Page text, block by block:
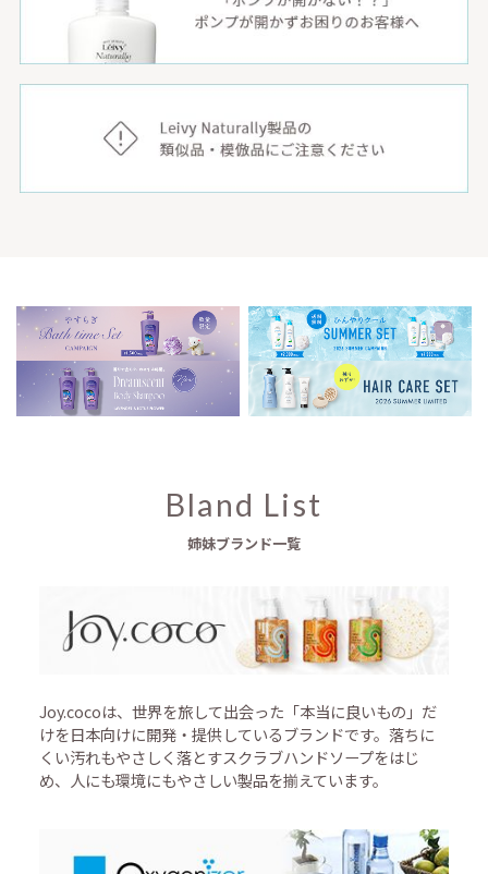
Bland List
姉妹ブランド一覧
Joy.cocoは、世界を旅して出会った「本当に良いもの」だ
けを日本向けに開発・提供しているブランドです。落ちに
くい汚れもやさしく落とすスクラブハンドソープをはじ
め、人にも環境にもやさしい製品を揃えています。